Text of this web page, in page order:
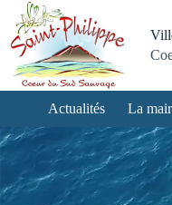
Passer
contenu
Passer
menu
Aller
recherche
Aller
pied
page
Actualités La